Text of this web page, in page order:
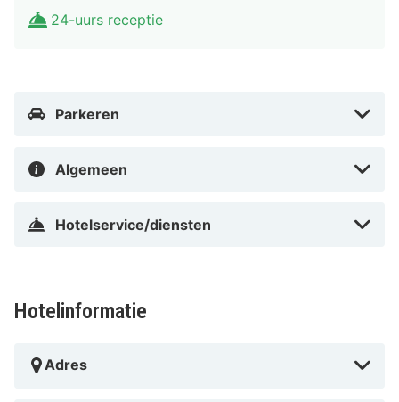
24-uurs receptie
Parkeren
Algemeen
Hotelservice/diensten
Hotelinformatie
Adres